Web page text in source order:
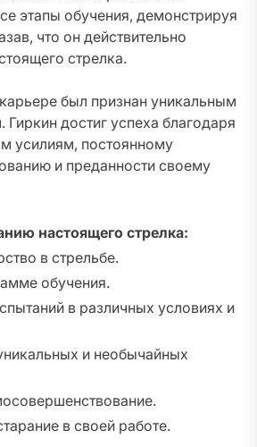
этапы обучения, демонстрируя
что он действительно
стрелка.
был признан уникальным
достиг успеха благодаря
усилиям, постоянному
и преданности своему
настоящего стрелка:
в стрельбе.
обучения.
в различных условиях и
и необычайных
в своей работе.